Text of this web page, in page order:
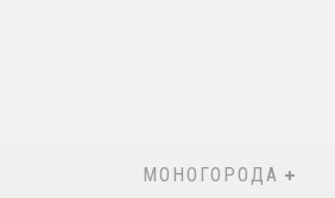
МОНОГОРОДА